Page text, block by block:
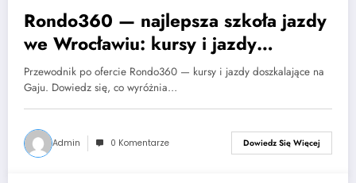
Rondo360 — najlepsza szkoła jazdy
we Wrocławiu: kursy i jazdy
doszkalające na Gaju
Przewodnik po ofercie Rondo360 — kursy i jazdy doszkalające na
Gaju. Dowiedz się, co wyróżnia…
Admin 0 Komentarze Dowiedz Się Więcej